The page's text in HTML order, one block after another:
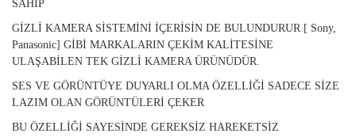
SAHİP
GİZLİ KAMERA SİSTEMİNİ İÇERİSİN DE BULUNDURUR [ Sony,
Panasonic] GİBİ MARKALARIN ÇEKİM KALİTESİNE
ULAŞABİLEN TEK GİZLİ KAMERA ÜRÜNÜDÜR.
SES VE GÖRÜNTÜYE DUYARLI OLMA ÖZELLİĞİ SADECE SİZE
LAZIM OLAN GÖRÜNTÜLERİ ÇEKER
BU ÖZELLİĞİ SAYESİNDE GEREKSİZ HAREKETSİZ